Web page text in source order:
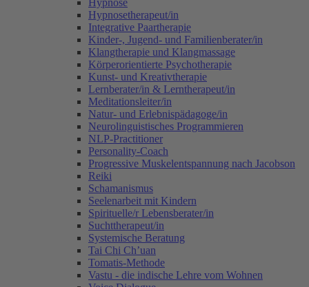
Hypnose
Hypnosetherapeut/in
Integrative Paartherapie
Kinder-, Jugend- und Familienberater/in
Klangtherapie und Klangmassage
Körperorientierte Psychotherapie
Kunst- und Kreativtherapie
Lernberater/in & Lerntherapeut/in
Meditationsleiter/in
Natur- und Erlebnispädagoge/in
Neurolinguistisches Programmieren
NLP-Practitioner
Personality-Coach
Progressive Muskelentspannung nach Jacobson
Reiki
Schamanismus
Seelenarbeit mit Kindern
Spirituelle/r Lebensberater/in
Suchttherapeut/in
Systemische Beratung
Tai Chi Ch’uan
Tomatis-Methode
Vastu - die indische Lehre vom Wohnen